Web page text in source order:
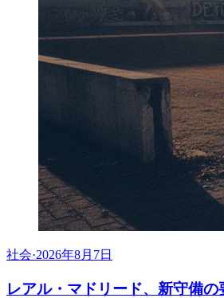
社会·2026年8月7日
レアル・マドリード、新守備